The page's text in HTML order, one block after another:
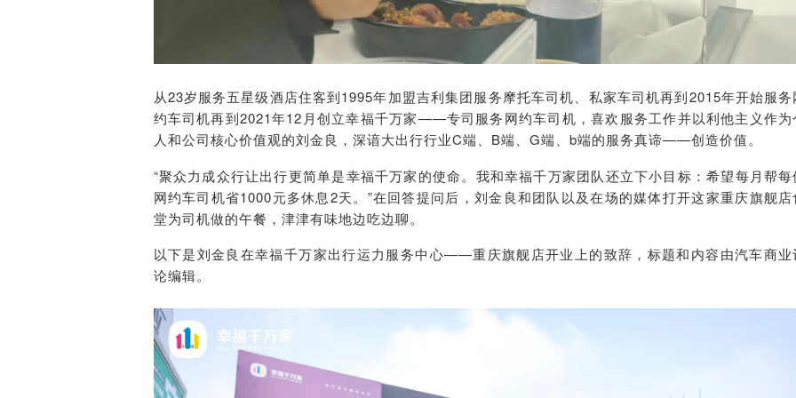
从23岁服务五星级酒店住客到1995年加盟吉利集团服务摩托车司机、私家车司机再到2015年开始服务
约车司机再到2021年12月创立幸福千万家——专司服务网约车司机，喜欢服务工作并以利他主义作为
人和公司核心价值观的刘金良，深谙大出行行业C端、B端、G端、b端的服务真谛——创造价值。
“聚众力成众行让出行更简单是幸福千万家的使命。我和幸福千万家团队还立下小目标：希望每月帮每
网约车司机省1000元多休息2天。”在回答提问后，刘金良和团队以及在场的媒体打开这家重庆旗舰店
堂为司机做的午餐，津津有味地边吃边聊。
以下是刘金良在幸福千万家出行运力服务中心——重庆旗舰店开业上的致辞，标题和内容由汽车商业
论编辑。